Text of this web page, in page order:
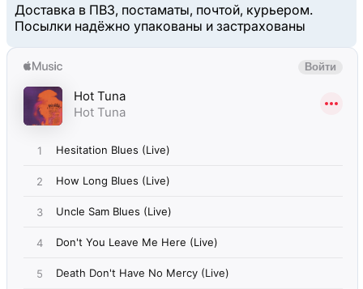
Доставка в ПВЗ, постаматы, почтой, курьером.
Посылки надёжно упакованы и застрахованы